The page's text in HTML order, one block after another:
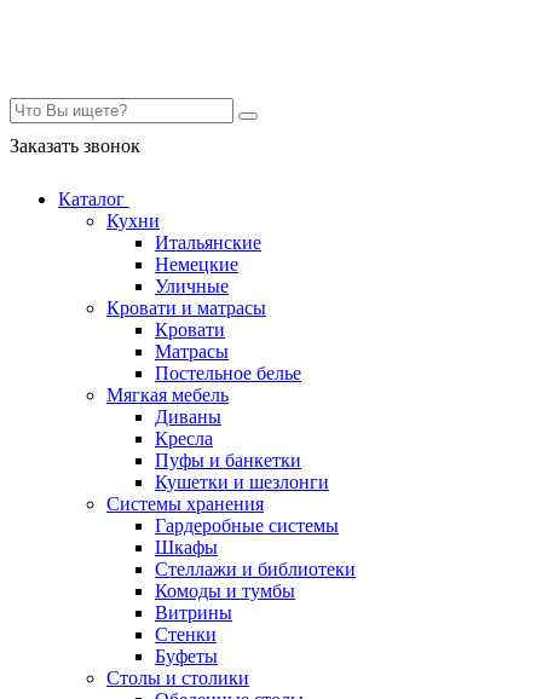
Заказать звонок
Каталог
Кухни
Итальянские
Немецкие
Уличные
Кровати и матрасы
Кровати
Матрасы
Постельное белье
Мягкая мебель
Диваны
Кресла
Пуфы и банкетки
Кушетки и шезлонги
Системы хранения
Гардеробные системы
Шкафы
Стеллажи и библиотеки
Комоды и тумбы
Витрины
Стенки
Буфеты
Столы и столики